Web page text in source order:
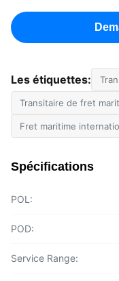
Les étiquettes:
Transitaire de fret
Fret maritime
Spécifications
POL:
POD:
Service Range: